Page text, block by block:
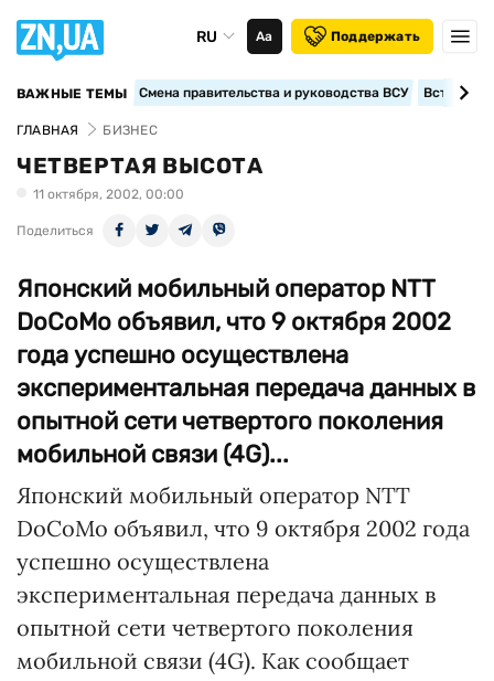
RU Аа Поддержать
ВАЖНЫЕ ТЕМЫ Смена правительства и руководства ВСУ
ГЛАВНАЯ БИЗНЕС
ЧЕТВЕРТАЯ ВЫСОТА
11 октября, 2002, 00:00
Поделиться
Японский мобильный оператор NTT
DoCoMo объявил, что 9 октября 2002
года успешно осуществлена
экспериментальная передача данных в
опытной сети четвертого поколения
мобильной связи (4G)...
Японский мобильный оператор NTT
DoCoMo объявил, что 9 октября 2002 года
успешно осуществлена
экспериментальная передача данных в
опытной сети четвертого поколения
мобильной связи (4G). Как сообщает